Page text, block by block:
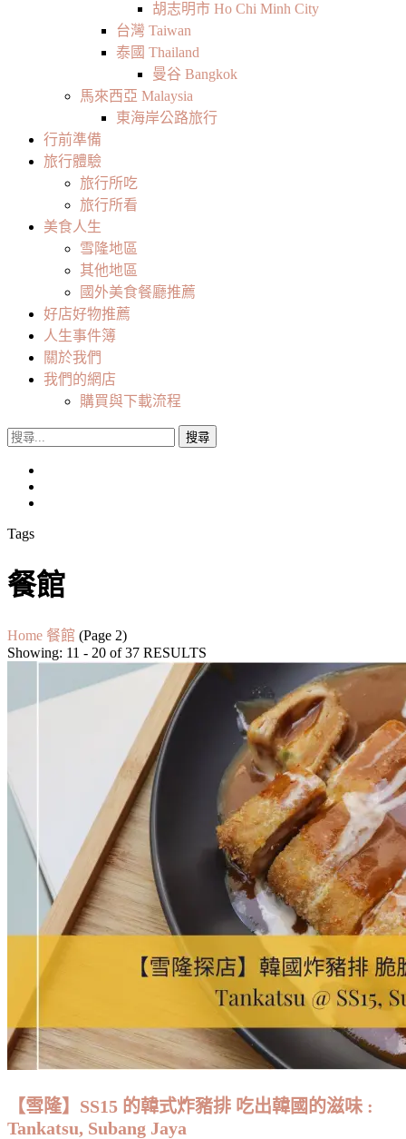
胡志明市 Ho Chi Minh City
台灣 Taiwan
泰國 Thailand
曼谷 Bangkok
馬來西亞 Malaysia
東海岸公路旅行
行前準備
旅行體驗
旅行所吃
旅行所看
美食人生
雪隆地區
其他地區
國外美食餐廳推薦
好店好物推薦
人生事件簿
關於我們
我們的網店
購買與下載流程
搜
Tags
餐館
Home 餐館 (Page 2)
Showing: 11 - 20 of 37 RESULTS
【雪隆】SS15 的韓式炸豬排 吃出韓國的滋味 :
Tankatsu, Subang Jaya